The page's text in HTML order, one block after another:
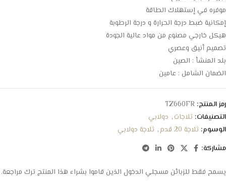
موفره في إستهلاك الطاقة
إمكانية ضبط درجة الحرارة و درجة الرطوبة
هيكل خارجي مصنوع من مواد عالية الجودة
تصميم أنيق وعصري
بلد المنشأ : الصين
الضمان الشامل : عامين
رمز المنتج: TZ660FR
التصنيفات: ثلاجات, دولابي
الوسوم: ثلاجة 20 قدم , ثلاجة دولابي
مشاركة:
يسمح فقط للزبائن مسجلي الدخول الذين قاموا بشراء هذا المنتج ترك مراجعة.